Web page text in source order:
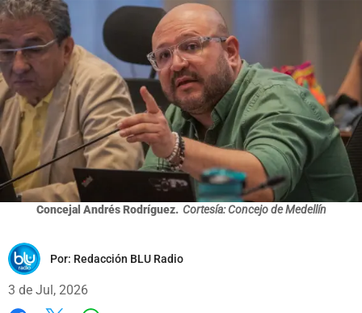
Concejal Andrés Rodríguez. Cortesía: Concejo de Medellín
Por: Redacción BLU Radio
3 de Jul, 2026